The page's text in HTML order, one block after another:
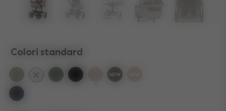
Colori standard